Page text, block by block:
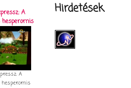
A
hesperornis
A
hesperornis
Hirdetések